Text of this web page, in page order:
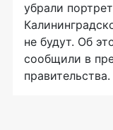
убрали
не будут. Об
сообщили в
правительства.